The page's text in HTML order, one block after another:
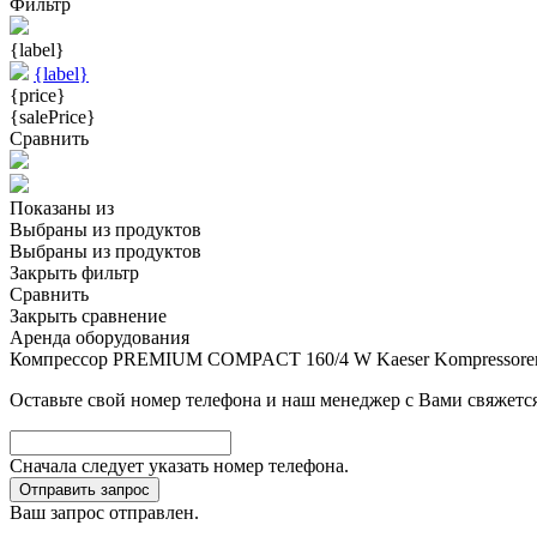
Фильтр
{label}
{label}
{price}
{salePrice}
Сравнить
Показаны из
Выбраны из продуктов
Выбраны из продуктов
Закрыть фильтр
Сравнить
Закрыть сравнение
Аренда оборудования
Компрессор PREMIUM COMPACT 160/4 W Kaeser
Оставьте свой номер телефона и наш менеджер с Вами
Сначала следует указать номер телефона.
Отправить запрос
Ваш запрос отправлен.